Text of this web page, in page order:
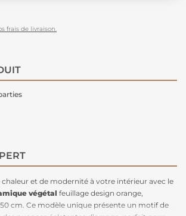
frais de livraison.
et de modernité à votre intérieur avec le
végétal feuillage design orange,
cm. Ce modèle unique présente un motif de